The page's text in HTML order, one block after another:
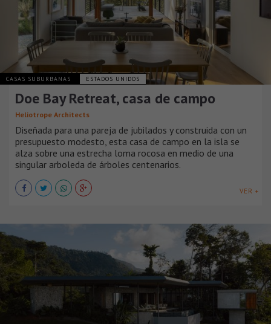
CASAS SUBURBANAS ESTADOS UNIDOS
Doe Bay Retreat, casa de campo
Heliotrope Architects
Diseñada para una pareja de jubilados y construida con un
presupuesto modesto, esta casa de campo en la isla se
alza sobre una estrecha loma rocosa en medio de una
singular arboleda de árboles centenarios.
VER +